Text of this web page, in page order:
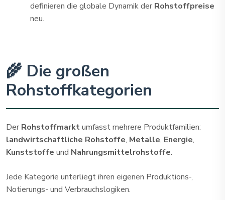
definieren die globale Dynamik der Rohstoffpreise
neu.
🌾 Die großen
Rohstoffkategorien
Der Rohstoffmarktumfasst mehrere Produktfamilien:
landwirtschaftliche Rohstoffe, Metalle, Energie,
Kunststoffe und Nahrungsmittelrohstoffe.
Jede Kategorie unterliegt ihren eigenen Produktions-,
Notierungs- und Verbrauchslogiken.